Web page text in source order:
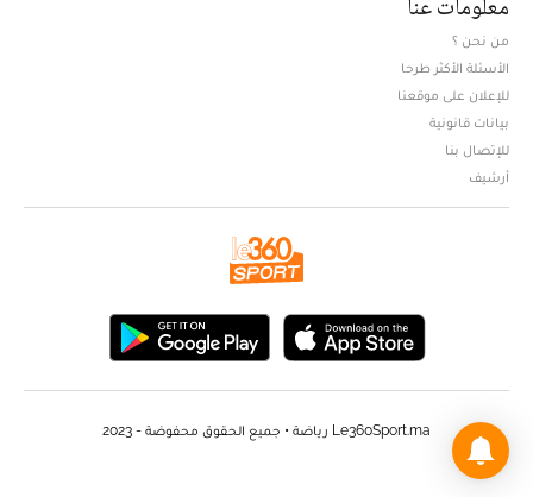
معلومات عنا
من نحن ؟
الأسئلة الأكثر طرحا
للإعلان على موقعنا
بيانات قانونية
للإتصال بنا
أرشيف
Le360Sport.ma رياضة • جميع الحقوق محفوضة - 2023